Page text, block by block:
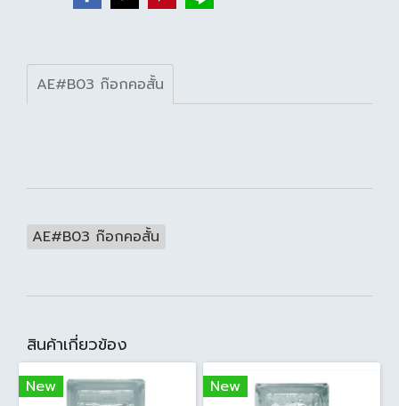
AE#B03 ก๊อกคอสั้น
AE#B03 ก๊อกคอสั้น
สินค้าเกี่ยวข้อง
New New